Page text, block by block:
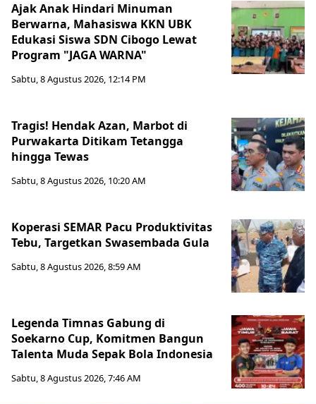
Ajak Anak Hindari Minuman
Berwarna, Mahasiswa KKN UBK
Edukasi Siswa SDN Cibogo Lewat
Program "JAGA WARNA"
Sabtu, 8 Agustus 2026, 12:14 PM
Tragis! Hendak Azan, Marbot di
Purwakarta Ditikam Tetangga
hingga Tewas
Sabtu, 8 Agustus 2026, 10:20 AM
Koperasi SEMAR Pacu Produktivitas
Tebu, Targetkan Swasembada Gula
Sabtu, 8 Agustus 2026, 8:59 AM
Legenda Timnas Gabung di
Soekarno Cup, Komitmen Bangun
Talenta Muda Sepak Bola Indonesia
Sabtu, 8 Agustus 2026, 7:46 AM